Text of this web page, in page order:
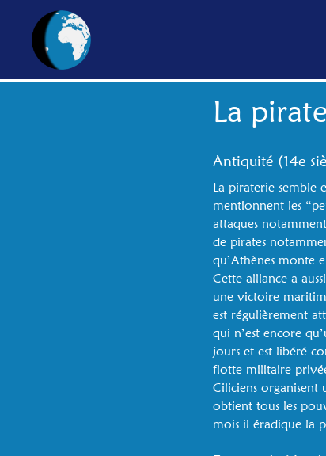
La
Antiquité (14e
La piraterie semble
mentionnent les
attaques
de pirates
qu’Athènes monte
Cette alliance a
une victoire
est régulièrement
qui n’est encore
jours et est libéré
flotte militaire
Ciliciens organisent
obtient tous les
mois il éradique la